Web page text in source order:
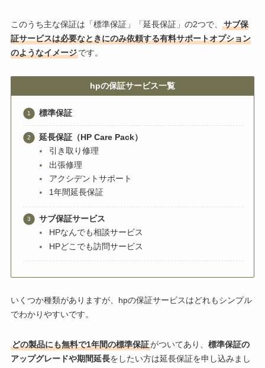
このうち主な保証は「標準保証」「延長保証」の2つで、
サブ保
証サービスは必要なときにのみ依頼する有料サポートオプション
のようなイメージ です。
hpの保証サービス一覧
標準保証
延長保証（HP Care Pack）
引き取り修理
出張修理
アクシデントサポート
1年間延長保証
サブ保証サービス
HPなんでも相談サービス
HPどこでも訪問サービス
いくつか種類がありますが、hpの保証サービスはどれもシンプル
でわかりやすいです。
どの製品にも無料で1年間の標準保証がついてあり、 標準保証の
アップグレードや期間延長をしたい方は延長保証を申し込みまし